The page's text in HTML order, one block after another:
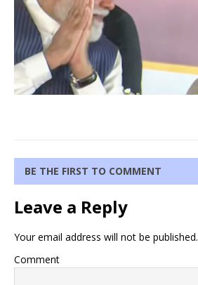
BE THE FIRST TO COMMENT
Leave a Reply
Your email address will not be published.
Comment